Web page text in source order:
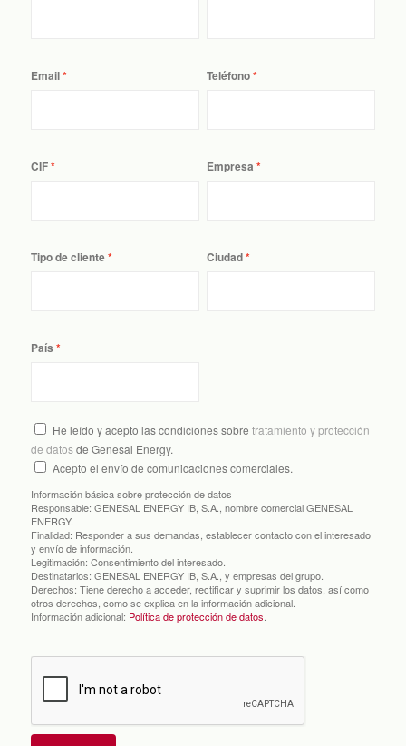
Email Teléfono
CIF Empresa
Tipo de cliente Ciudad
País
He leído y acepto las condiciones sobre tratamiento y protección
de datosde Genesal Energy.
Acepto el envío de comunicaciones comerciales.
Información básica sobre protección de datos
Responsable: GENESAL ENERGY IB, S.A., nombre comercial GENESAL
ENERGY.
Finalidad: Responder a sus demandas, establecer contacto con el interesado
y envío de información.
Legitimación: Consentimiento del interesado.
Destinatarios: GENESAL ENERGY IB, S.A., y empresas del grupo.
Derechos: Tiene derecho a acceder, rectificar y suprimir los datos, así como
otros derechos, como se explica en la información adicional.
Información adicional: Política de protección de datos